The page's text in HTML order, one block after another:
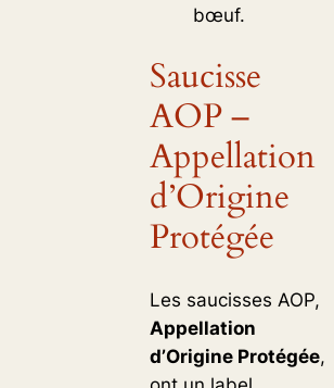
bœuf.
Saucisse
AOP –
Appellation
d’Origine
Protégée
Les saucisses AOP,
Appellation
d’Origine Protégée,